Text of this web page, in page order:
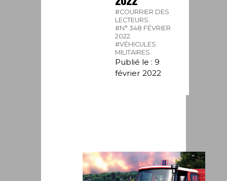
#COURRIER DES
LECTEURS.
#N° 348 FÉVRIER
2022.
#VÉHICULES
MILITAIRES.
Publié le : 9
février 2022